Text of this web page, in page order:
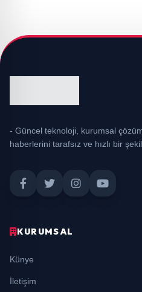
- Güncel teknoloji, kurumsal
haberlerini tarafsız ve hızlı bir
KURUMSAL
Künye
İletişim